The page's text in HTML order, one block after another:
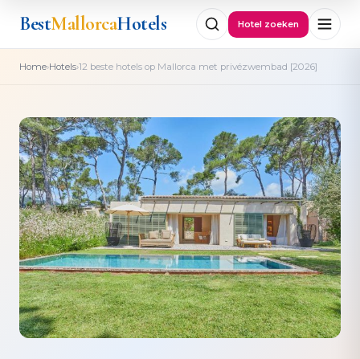
BestMallorcaHotels Hotel zoeken
Home›Hotels›12 beste hotels op Mallorca met privézwembad [2026]